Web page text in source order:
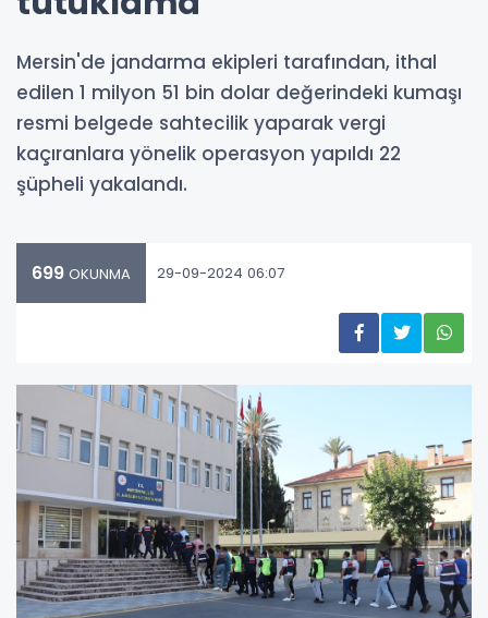
Mersin'de jandarma ekipleri tarafından, ithal
edilen 1 milyon 51 bin dolar değerindeki kumaşı
resmi belgede sahtecilik yaparak vergi
kaçıranlara yönelik operasyon yapıldı 22
şüpheli yakalandı.
699 OKUNMA 29-09-2024 06:07